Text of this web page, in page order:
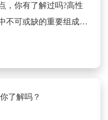
，你有了解过吗?高性
不可或缺的重要组成部
用性能和安全性。其作
个方面。